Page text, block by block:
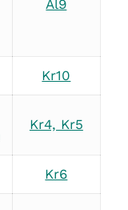
Al9
Kr10
Kr4, Kr5
Kr6